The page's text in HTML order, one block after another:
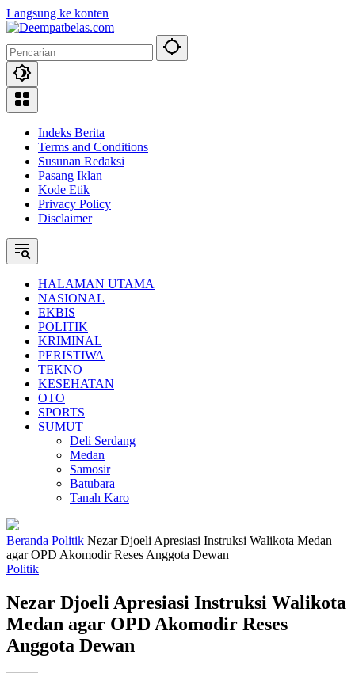
Langsung ke konten
Indeks Berita
Terms and Conditions
Susunan Redaksi
Pasang Iklan
Kode Etik
Privacy Policy
Disclaimer
HALAMAN UTAMA
NASIONAL
EKBIS
POLITIK
KRIMINAL
PERISTIWA
TEKNO
KESEHATAN
OTO
SPORTS
SUMUT
Deli Serdang
Medan
Samosir
Batubara
Tanah Karo
Beranda Politik Nezar Djoeli Apresiasi Instruksi Walikota Medan
agar OPD Akomodir Reses Anggota Dewan
Politik
Nezar Djoeli Apresiasi Instruksi Walikota
Medan agar OPD Akomodir Reses
Anggota Dewan